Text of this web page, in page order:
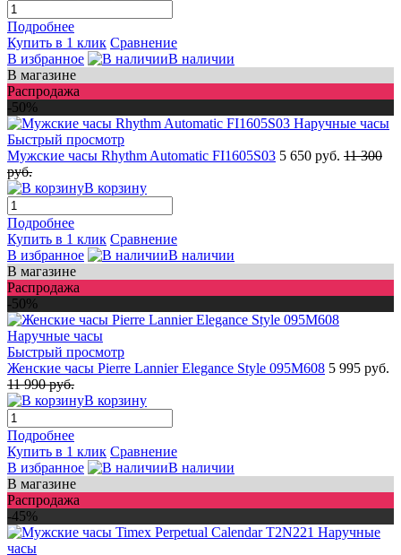
Подробнее
Купить в 1 клик Сравнение
В избранное
В наличии
В магазине
Распродажа
-50%
Быстрый просмотр
Мужские часы Rhythm Automatic FI1605S03 5 650 руб. 11 300
руб.
В корзину
Подробнее
Купить в 1 клик Сравнение
В избранное
В наличии
В магазине
Распродажа
-50%
Быстрый просмотр
Женские часы Pierre Lannier Elegance Style 095M608 5 995 руб.
11 990 руб.
В корзину
Подробнее
Купить в 1 клик Сравнение
В избранное
В наличии
В магазине
Распродажа
-45%